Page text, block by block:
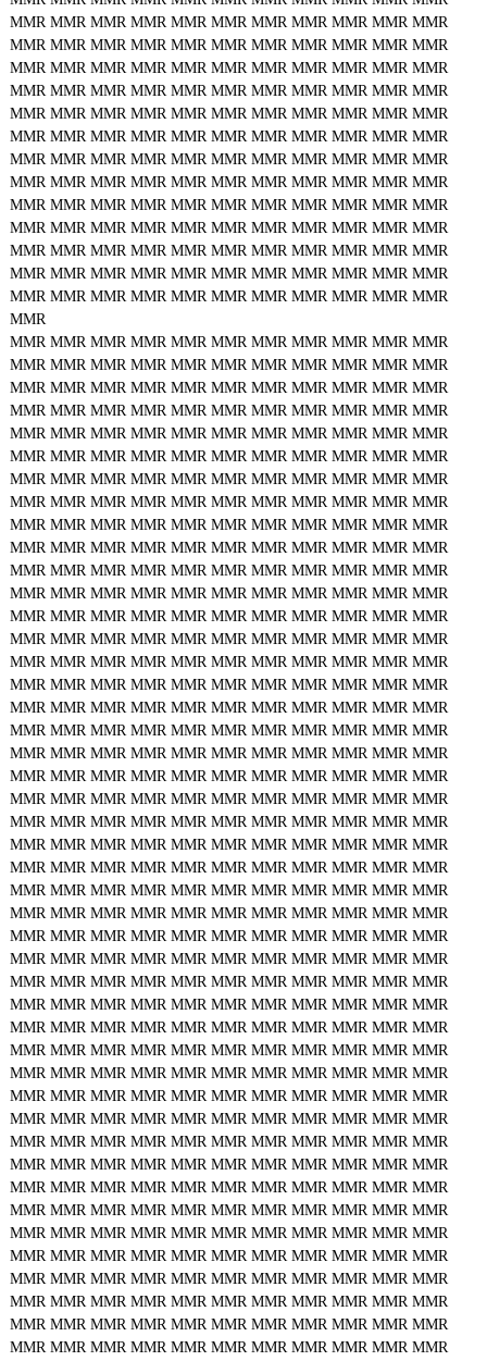
MMR MMR MMR MMR MMR MMR MMR MMR MMR MMR MMR
MMR MMR MMR MMR MMR MMR MMR MMR MMR MMR MMR
MMR MMR MMR MMR MMR MMR MMR MMR MMR MMR MMR
MMR MMR MMR MMR MMR MMR MMR MMR MMR MMR MMR
MMR MMR MMR MMR MMR MMR MMR MMR MMR MMR MMR
MMR MMR MMR MMR MMR MMR MMR MMR MMR MMR MMR
MMR MMR MMR MMR MMR MMR MMR MMR MMR MMR MMR
MMR MMR MMR MMR MMR MMR MMR MMR MMR MMR MMR
MMR MMR MMR MMR MMR MMR MMR MMR MMR MMR MMR
MMR MMR MMR MMR MMR MMR MMR MMR MMR MMR MMR
MMR MMR MMR MMR MMR MMR MMR MMR MMR MMR MMR
MMR MMR MMR MMR MMR MMR MMR MMR MMR MMR MMR
MMR MMR MMR MMR MMR MMR MMR MMR MMR MMR MMR
MMR
MMR MMR MMR MMR MMR MMR MMR MMR MMR MMR MMR
MMR MMR MMR MMR MMR MMR MMR MMR MMR MMR MMR
MMR MMR MMR MMR MMR MMR MMR MMR MMR MMR MMR
MMR MMR MMR MMR MMR MMR MMR MMR MMR MMR MMR
MMR MMR MMR MMR MMR MMR MMR MMR MMR MMR MMR
MMR MMR MMR MMR MMR MMR MMR MMR MMR MMR MMR
MMR MMR MMR MMR MMR MMR MMR MMR MMR MMR MMR
MMR MMR MMR MMR MMR MMR MMR MMR MMR MMR MMR
MMR MMR MMR MMR MMR MMR MMR MMR MMR MMR MMR
MMR MMR MMR MMR MMR MMR MMR MMR MMR MMR MMR
MMR MMR MMR MMR MMR MMR MMR MMR MMR MMR MMR
MMR MMR MMR MMR MMR MMR MMR MMR MMR MMR MMR
MMR MMR MMR MMR MMR MMR MMR MMR MMR MMR MMR
MMR MMR MMR MMR MMR MMR MMR MMR MMR MMR MMR
MMR MMR MMR MMR MMR MMR MMR MMR MMR MMR MMR
MMR MMR MMR MMR MMR MMR MMR MMR MMR MMR MMR
MMR MMR MMR MMR MMR MMR MMR MMR MMR MMR MMR
MMR MMR MMR MMR MMR MMR MMR MMR MMR MMR MMR
MMR MMR MMR MMR MMR MMR MMR MMR MMR MMR MMR
MMR MMR MMR MMR MMR MMR MMR MMR MMR MMR MMR
MMR MMR MMR MMR MMR MMR MMR MMR MMR MMR MMR
MMR MMR MMR MMR MMR MMR MMR MMR MMR MMR MMR
MMR MMR MMR MMR MMR MMR MMR MMR MMR MMR MMR
MMR MMR MMR MMR MMR MMR MMR MMR MMR MMR MMR
MMR MMR MMR MMR MMR MMR MMR MMR MMR MMR MMR
MMR MMR MMR MMR MMR MMR MMR MMR MMR MMR MMR
MMR MMR MMR MMR MMR MMR MMR MMR MMR MMR MMR
MMR MMR MMR MMR MMR MMR MMR MMR MMR MMR MMR
MMR MMR MMR MMR MMR MMR MMR MMR MMR MMR MMR
MMR MMR MMR MMR MMR MMR MMR MMR MMR MMR MMR
MMR MMR MMR MMR MMR MMR MMR MMR MMR MMR MMR
MMR MMR MMR MMR MMR MMR MMR MMR MMR MMR MMR
MMR MMR MMR MMR MMR MMR MMR MMR MMR MMR MMR
MMR MMR MMR MMR MMR MMR MMR MMR MMR MMR MMR
MMR MMR MMR MMR MMR MMR MMR MMR MMR MMR MMR
MMR MMR MMR MMR MMR MMR MMR MMR MMR MMR MMR
MMR MMR MMR MMR MMR MMR MMR MMR MMR MMR MMR
MMR MMR MMR MMR MMR MMR MMR MMR MMR MMR MMR
MMR MMR MMR MMR MMR MMR MMR MMR MMR MMR MMR
MMR MMR MMR MMR MMR MMR MMR MMR MMR MMR MMR
MMR MMR MMR MMR MMR MMR MMR MMR MMR MMR MMR
MMR MMR MMR MMR MMR MMR MMR MMR MMR MMR MMR
MMR MMR MMR MMR MMR MMR MMR MMR MMR MMR MMR
MMR MMR MMR MMR MMR MMR MMR MMR MMR MMR MMR
MMR MMR MMR MMR MMR MMR MMR MMR MMR MMR MMR